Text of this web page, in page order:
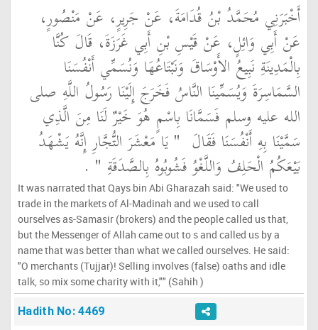
أَخْبَرَنِي مُحَمَّدُ بْنُ قُدَامَةَ، عَنْ جَرِيرٍ، عَنْ مَنْصُورٍ،
عَنْ أَبِي وَائِلٍ، عَنْ قَيْسِ بْنِ أَبِي غَرَزَةَ، قَالَ كُنَّا
بِالْمَدِينَةِ نَبِيعُ الأَوْسَاقَ وَنَبْتَاعُهَا وَنُسَمِّي أَنْفُسَنَا
السَّمَاسِرَةَ وَيُسَمِّينَا النَّاسُ فَخَرَجَ إِلَيْنَا رَسُولُ اللَّهِ صلى
الله عليه وسلم فَسَمَّانَا بِاسْمٍ هُوَ خَيْرٌ لَنَا مِنَ الَّذِي
سَمَّيْنَا بِهِ أَنْفُسَنَا فَقَالَ ‏ "‏ يَا مَعْشَرَ التُّجَّارِ إِنَّهُ يَشْهَدُ
بَيْعَكُمُ الْحَلِفُ وَاللَّغْوُ فَشُوبُوهُ بِالصَّدَقَةِ ‏" ‏ ‏.‏
It was narrated that Qays bin Abi Gharazah said: "We used to
trade in the markets of Al-Madinah and we used to call
ourselves as-Samasir (brokers) and the people called us that,
but the Messenger of Allah came out to s and called us by a
name that was better than what we called ourselves. He said:
"O merchants (Tujjar)! Selling involves (false) oaths and idle
talk, so mix some charity with it,"" (Sahih )
Hadith No: 4469